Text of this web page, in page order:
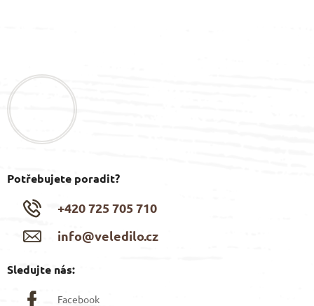
Potřebujete poradit?
+420 725 705 710
info@veledilo.cz
Sledujte nás:
Facebook